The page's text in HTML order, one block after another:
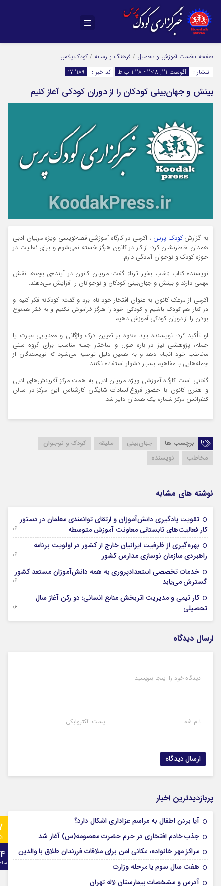
صفحه نخست آموزش و تحصیل / فرهنگ و رسانه / کودک پلاس
انتشار :
آگوست 21, 2018 - 1:28 ب.ظ کد خبر : 172189
بینش و جهان‌بینی کودکان را از دوران کودکی آغاز کنیم
به گزارشکودک پرس ، اکرمی در کارگاه آموزشی قصه‌نویسی ویژه مربیان ادبی
همدان خاطرنشان کرد: از کار در کانون هرگز خسته نمی‌شوم و برای فعالیت در
حوزه کودک و نوجوان آمادگی دارم.
نویسنده کتاب «شب بخیر ترنا» گفت: مربیان کانون در آینده‌ی بچه‌ها نقش
مهمی دارند و بینش و جهان‌بینی کودکان و نوجوانان را افزایش می‌دهند.
اکرمی از مرغک کانون به‌ عنوان افتخار خود نام برد و گفت: کودکانه فکر کنیم و
در کنار هم کودک باشیم و کودکی خود را هرگز فراموش نکنیم و به فکر همنوع
بودن را از دوران کودکی آموزش دهیم.
او تأکید کرد: نویسنده‏ باید علاوه ‏بر تعیین درک واژگانی و معنایابی‏ عبارت یا
جمله، پژوهشی نیز در باره طول و ساختار جمله مناسب برای گروه سنی
مخاطب خود انجام دهد و به همین دلیل توصیه می‏‌شود که نویسندگان از
جمله‏‌هایی با مفاهیم بسیار دشوار استفاده‏ نکنند.
گفتنی است کارگاه آموزشی ویژه مربیان ادبی به همت مرکز آفرینش‌های ادبی
و هنری کانون با حضور فروغ‌السادات شایگان کارشناس این مرکز در سالن
کنفرانس مرکز شماره یک همدان دایر شد.
برچسب ها جهان‌بینی سلیقه
کودک و نوجوان
مخاطب
نویسنده
نوشته های مشابه
تقویت یادگیری دانش‌آموزان و ارتقای توانمندی معلمان در دستور
کار فعالیت‌های تابستانی معاونت آموزش متوسطه
06 آگوست 2026
بهره‌گیری از ظرفیت ایرانیان خارج از کشور در اولویت برنامه
راهبردی سازمان نوسازی مدارس کشور
06 آگوست 2026
خدمات تخصصی استعدادپروری به همه دانش‌آموزان مستعد کشور
گسترش می‌یابد
06 آگوست 2026
کار تیمی و مدیریت اثربخش منابع انسانی؛ دو رکن آغاز سال
تحصیلی
06 آگوست 2026
ارسال دیدگاه
دیدگاه خود را اینجا بنویسید
نام شما پست الکترونیکی
پربازدیدترین اخبار
آیا بردن اطفال به مراسم عزادارى اشکال دارد؟
جذب خادم افتخاری در حرم حضرت معصومه(س) آغاز شد
مراکز مهر خانواده، مکانی امن برای ملاقات فرزندان طلاق با والدین
هفت سال سوم یا مرحله وزارت
آدرس و مشخصات بیمارستان لاله تهران